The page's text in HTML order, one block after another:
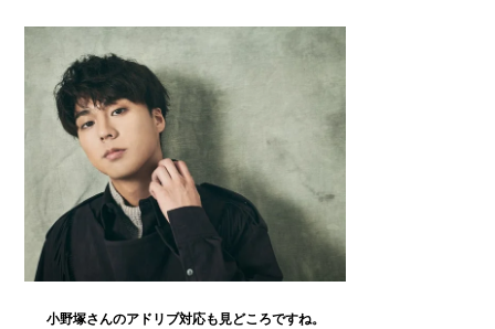
小野塚さんのアドリブ対応も見どころですね。